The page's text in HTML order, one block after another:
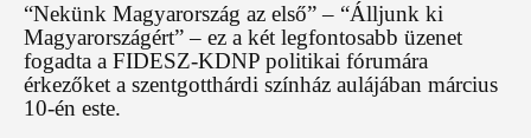
“Nekünk Magyarország az első” – “Álljunk ki
Magyarországért” – ez a két legfontosabb üzenet
fogadta a FIDESZ-KDNP politikai fórumára
érkezőket a szentgotthárdi színház aulájában március
10-én este.